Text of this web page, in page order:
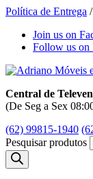
Política de Entrega /
Join us on
Follow us on
Central de
(De Seg a Sex
(62) 99815-1940
Pesquisar produtos